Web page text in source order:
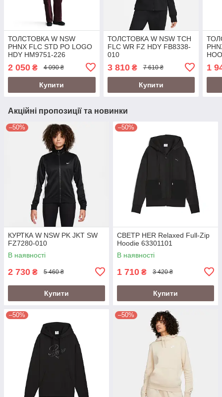
ТОЛСТОВКА W NSW
PHNX FLC STD PO LOGO
HDY HM9751-226
2 050 ₴ 4 090 ₴
Купити
ТОЛСТОВКА W NSW TCH
FLC WR FZ HDY FB8338-
010
3 810₴ 7 610 ₴
Купити
1
Акційні пропозиції та новинки
–50%
КУРТКА W NSW PK JKT SW
FZ7280-010
В наявності
2 730 ₴ 5 460 ₴
Купити
–50%
СВЕТР HER Relaxed Full-Zip
Hoodie 63301101
В наявності
1 710 ₴ 3 420 ₴
Купити
–50% –50%